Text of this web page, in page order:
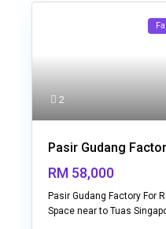
2
Pasir Gudang
RM 58,000
Pasir Gudang Factory For
Space near to Tuas